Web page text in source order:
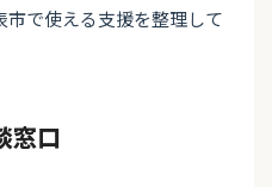
市で使える支援を整理して
窓口